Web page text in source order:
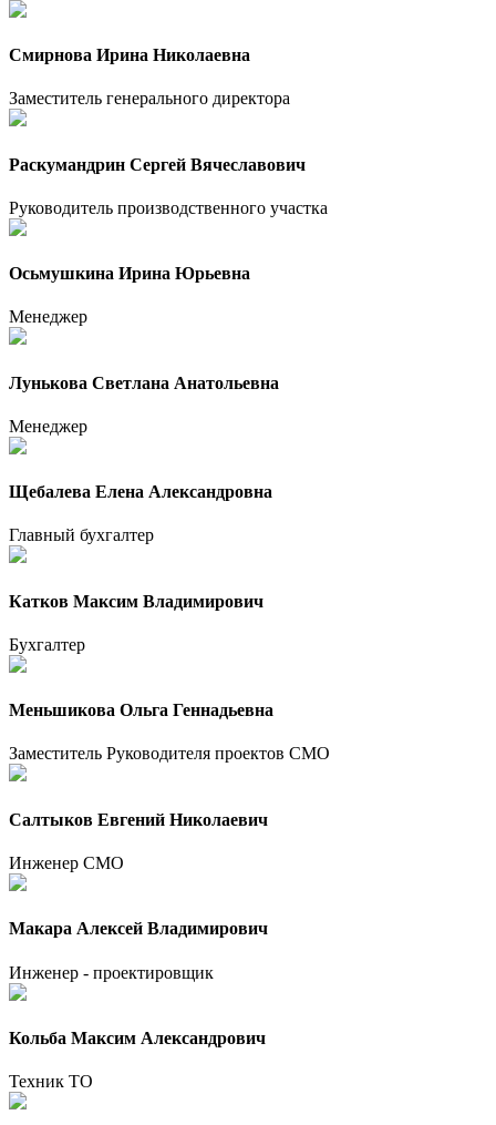
Смирнова Ирина Николаевна
Заместитель генерального директора
Раскумандрин Сергей Вячеславович
Руководитель производственного участка
Осьмушкина Ирина Юрьевна
Менеджер
Лунькова Светлана Анатольевна
Менеджер
Щебалева Елена Александровна
Главный бухгалтер
Катков Максим Владимирович
Бухгалтер
Меньшикова Ольга Геннадьевна
Заместитель Руководителя проектов СМО
Салтыков Евгений Николаевич
Инженер СМО
Макара Алексей Владимирович
Инженер - проектировщик
Кольба Максим Александрович
Техник ТО